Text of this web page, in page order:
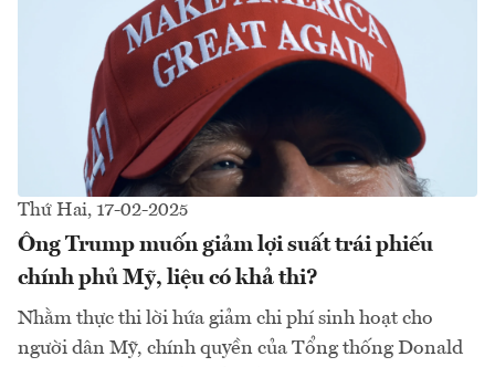
Thứ Hai, 17-02-2025
Ông Trump muốn giảm lợi suất trái phiếu
chính phủ Mỹ, liệu có khả thi?
Nhằm thực thi lời hứa giảm chi phí sinh hoạt cho
người dân Mỹ, chính quyền của Tổng thống Donald